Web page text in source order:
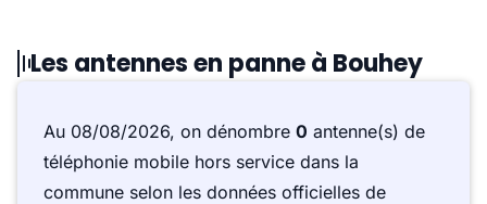
Les antennes en panne à Bouhey
Au 08/08/2026, on dénombre 0 antenne(s) de
téléphonie mobile hors service dans la
commune selon les données officielles de